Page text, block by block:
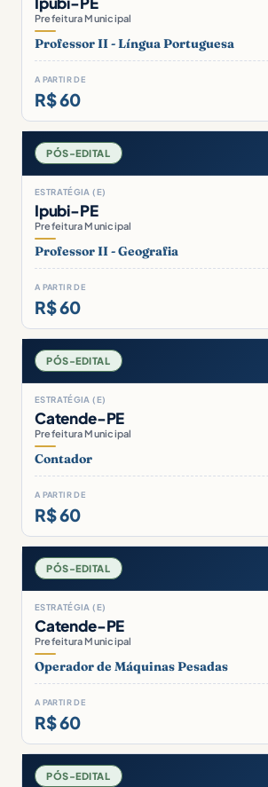
Prefeitura Municipal
Professor II - Língua Portuguesa
A PARTIR DE
R$ 60
PÓS-EDITAL
ESTRATÉGIA (E)
Ipubi-PE
Prefeitura Municipal
Professor II - Geografia
A PARTIR DE
R$ 60
PÓS-EDITAL
ESTRATÉGIA (E)
Catende-PE
Prefeitura Municipal
Contador
A PARTIR DE
R$ 60
PÓS-EDITAL
ESTRATÉGIA (E)
Catende-PE
Prefeitura Municipal
Operador de Máquinas Pesadas
A PARTIR DE
R$ 60
PÓS-EDITAL